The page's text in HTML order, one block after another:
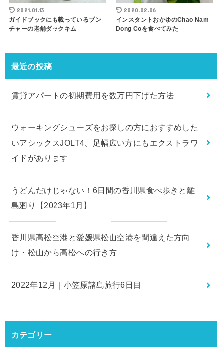
2021.01.13
ガイドブックにも載っているブン
チャーの老舗ダックキム
2020.02.06
インスタントおかゆのChao Nam
Dong Coを食べてみた
最近の投稿
賃貸アパートの初期費用を数万円下げた方法
ウォーキングシューズをお探しの方におすすめした
いアシックスJOLT4、足幅広い方にもエクストラワ
イドがあります
うどんだけじゃない！6日間の香川県食べ歩きと離
島廻り【2023年1月】
香川県高松空港と愛媛県松山空港を間違えた方向
け・松山から高松への行き方
2022年12月｜小笠原諸島旅行6日目
カテゴリー